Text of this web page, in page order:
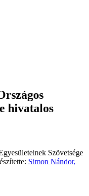
hivatalos
Szövetsége
Simon Nándor,